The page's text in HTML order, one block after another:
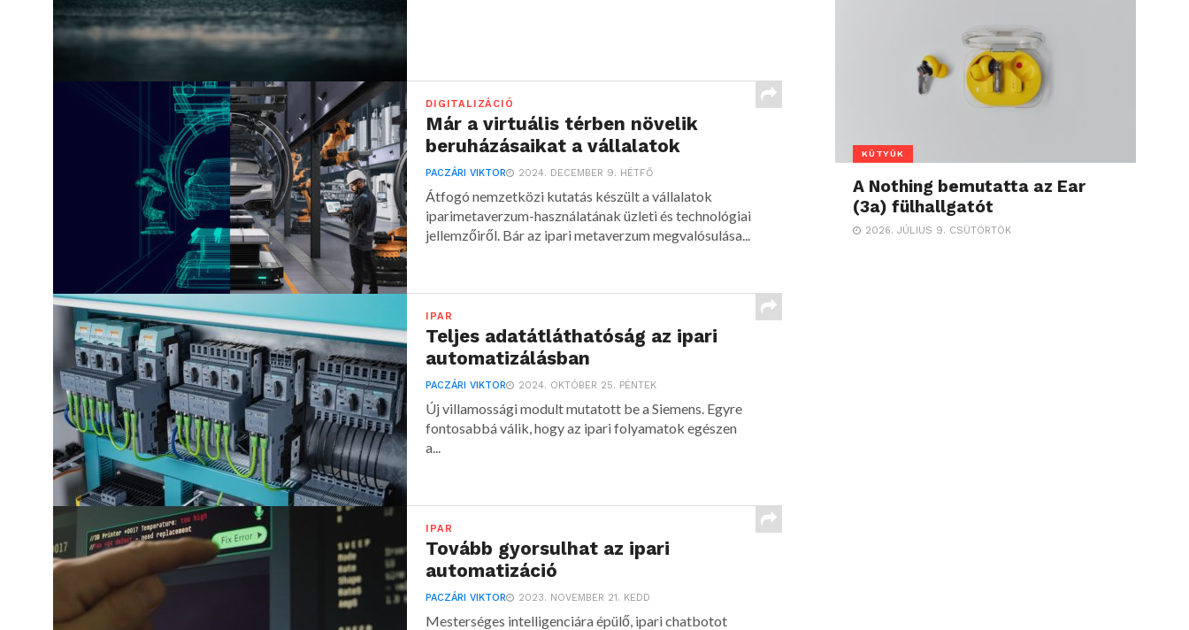
DIGITALIZÁCIÓ
Már a virtuális térben növelik
beruházásaikat a vállalatok
PACZÁRI VIKTOR 2024. DECEMBER 9. HÉTFŐ
Átfogó nemzetközi kutatás készült a vállalatok
iparimetaverzum-használatának üzleti és technológiai
jellemzőiről. Bár az ipari metaverzum megvalósulása...
IPAR
Teljes adatátláthatóság az ipari
automatizálásban
PACZÁRI VIKTOR 2024. OKTÓBER 25. PÉNTEK
Új villamossági modult mutatott be a Siemens. Egyre
fontosabbá válik, hogy az ipari folyamatok egészen
a...
IPAR
Tovább gyorsulhat az ipari
automatizáció
PACZÁRI VIKTOR 2023. NOVEMBER 21. KEDD
Mesterséges intelligenciára épülő, ipari chatbotot
KÜTYÜK
A Nothing bemutatta az Ear
(3a) fülhallgatót
2026. JÚLIUS 9. CSÜTÖRTÖK